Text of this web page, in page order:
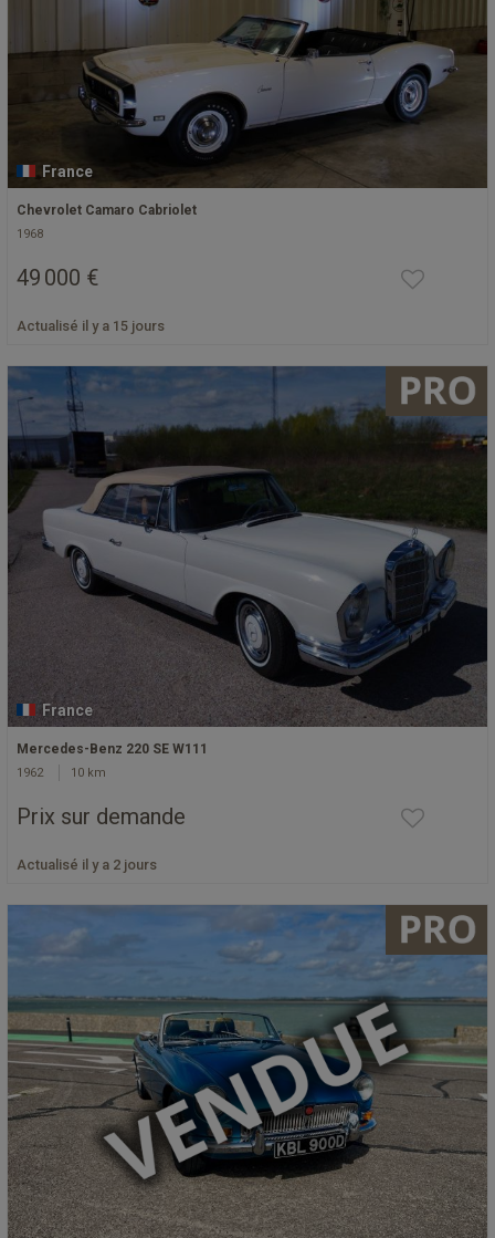
France
Chevrolet Camaro Cabriolet
1968
49 000 €
Actualisé il y a 15 jours
France
Mercedes-Benz 220 SE W111
1962 10 km
Prix sur demande
Actualisé il y a 2 jours